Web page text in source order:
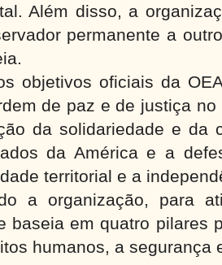
Além disso, a
permanente a
objetivos oficiais da
de paz e de justiça
da solidariedade e da
da América e a
territorial e a
a organização, para
baseia em quatro pilares
humanos, a segurança